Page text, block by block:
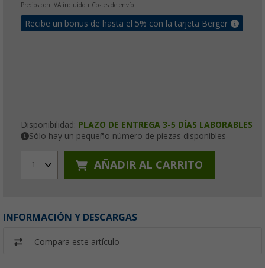
Precios con IVA incluido + Costes de envío
Recibe un bonus de hasta el 5% con la tarjeta Berger
Disponibilidad: PLAZO DE ENTREGA 3-5 DÍAS LABORABLES
Sólo hay un pequeño número de piezas disponibles
1 AÑADIR AL CARRITO
INFORMACIÓN Y DESCARGAS
Compara este artículo